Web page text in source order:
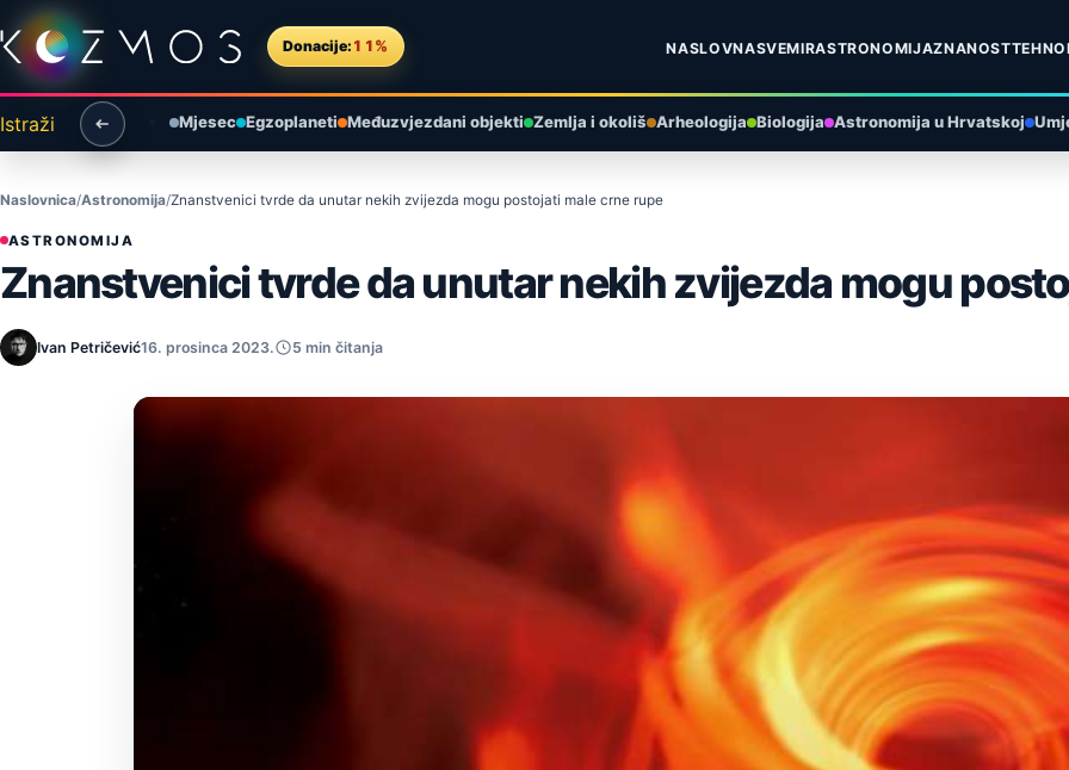
Preskoči na sadržaj
Donacije: 11% NASLOVNASVEMIRASTRONOMIJAZNANOST
Istraži Mjesec Egzoplaneti Međuzvjezdani objekti Zemlja i okoliš Arheologija Biologija Astronomija u Hrvatskoj
Naslovnica Astronomija Znanstvenici tvrde da unutar nekih zvijezda mogu postojati male crne rupe
ASTRONOMIJA
Znanstvenici tvrde da unutar nekih zvijezda mogu
Ivan Petričević16. prosinca 2023. 5 min čitanja